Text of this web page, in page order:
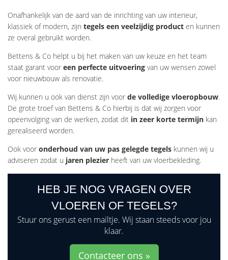
Onafhankelijk van de aard van de inrichting van uw interieur,
klassiek of modern, zijn tegels een veelzijdig product en kunnen
ze overal gebruikt worden.
Bettens & Co helpt u bij het maken van uw keuze en het team
staat garant voor een perfecte uitvoering van uw wensen zowel
voor nieuwbouw als renovatie.
Wij kunnen u ook van dienst zijn voor de volledige vloeropbouw.
De grote troef van Bettens & Co hierbij is dat wij zorgen voor
opeenvolging van de werken, zodat dit in zeer korte termijn kan
gerealiseerd worden.
Ook voor onderhoud van uw pas gelegde tegels kunnen wij u
adviseren zodat u jaren plezier heeft van uw vloerbekleding.
HEB JE NOG VRAGEN OVER
VLOEREN OF TEGELS?
Stuur ons gerust een mailtje. Wij staan steeds voor jou
klaar.
Contacteer ons »